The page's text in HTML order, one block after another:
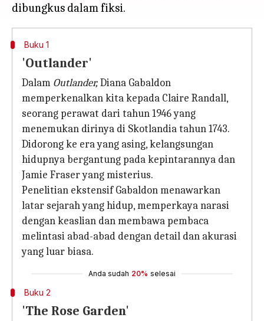
Buku 1
'Outlander'
Dalam Outlander,Diana Gabaldon
memperkenalkan kita kepada Claire Randall,
seorang perawat dari tahun 1946 yang
menemukan dirinya di Skotlandia tahun 1743.
Didorong ke era yang asing, kelangsungan
hidupnya bergantung pada kepintarannya dan
Jamie Fraser yang misterius.
Penelitian ekstensif Gabaldon menawarkan
latar sejarah yang hidup, memperkaya narasi
dengan keaslian dan membawa pembaca
melintasi abad-abad dengan detail dan akurasi
yang luar biasa.
Anda sudah 20% selesai
Buku 2
'The Rose Garden'